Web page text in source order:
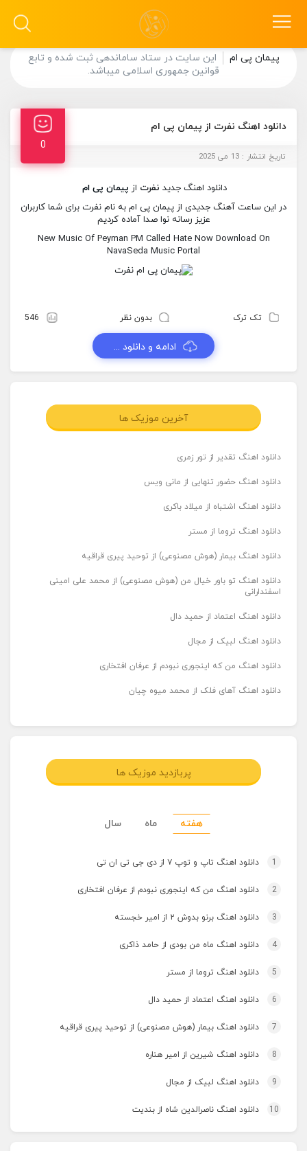
پیمان پی ام
این سایت در ستاد ساماندهی ثبت شده و تابع
قوانین جمهوری اسلامی میباشد.
دانلود اهنگ نفرت از پیمان پی ام
0
تاریخ انتشار : 13 می 2025
دانلود اهنگ جدید نفرت از پیمان پی ام
در این ساعت آهنگ جدیدی از پیمان پی ام به نام نفرت برای شما کاربران
عزیز رسانه نوا صدا آماده کردیم
New Music Of Peyman PM Called Hate Now Download On
NavaSeda Music Portal
تک ترک بدون نظر 546
ادامه و دانلود ...
آخرین موزیک ها
دانلود اهنگ تقدیر از تور زمری
دانلود اهنگ حضور تنهایی از مانی ویس
دانلود اهنگ اشتباه از میلاد باکری
دانلود اهنگ تروما از مستر
دانلود اهنگ بیمار (هوش مصنوعی) از توحید پیری قراقیه
دانلود اهنگ تو باور خیال من (هوش مصنوعی) از محمد علی امینی
اسفندارانی
دانلود اهنگ اعتماد از حمید دال
دانلود اهنگ لبیک از مجال
دانلود اهنگ من که اینجوری نبودم از عرفان افتخاری
دانلود اهنگ آهای فلک از محمد میوه چیان
پربازدید موزیک ها
هفته ماه سال
1 دانلود اهنگ تاپ و توپ ۷ از دی جی تی ان تی
2 دانلود اهنگ من که اینجوری نبودم از عرفان افتخاری
3 دانلود اهنگ برنو بدوش ۲ از امیر خجسته
4 دانلود اهنگ ماه من بودی از حامد ذاکری
5 دانلود اهنگ تروما از مستر
6 دانلود اهنگ اعتماد از حمید دال
7 دانلود اهنگ بیمار (هوش مصنوعی) از توحید پیری قراقیه
8 دانلود اهنگ شیرین از امیر هناره
9 دانلود اهنگ لبیک از مجال
10 دانلود اهنگ ناصرالدین شاه از بندیت